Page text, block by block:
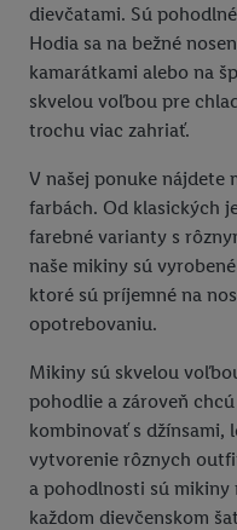
dievčatami. Sú
Hodia sa na bežné
kamarátkami alebo na
skvelou voľbou pre
trochu viac zahriať.
V našej ponuke nájdete
farbách. Od klasických
farebné varianty s
naše mikiny sú
ktoré sú príjemné na
opotrebovaniu.
Mikiny sú skvelou
pohodlie a zároveň
kombinovať s džínsami,
vytvorenie rôznych
a pohodlnosti sú
každom dievčenskom
zaheslovaná e-mailová
alebo identifikátormi, ktoré
Ak s tým súhlasíte, reklamy
reklamy na produkty, o
vložením produktu do
rôznych zariadeniach a v
vám možno priradiť
používanie viacerých
hashovanej e-mailovej
identifikátorov/
dispozícii.
V časti " Prispôsobiť"
ďalšie informácie o
údajov.
Kliknutím na možnosť "
používanie potrebných
vyjadríte súhlas so